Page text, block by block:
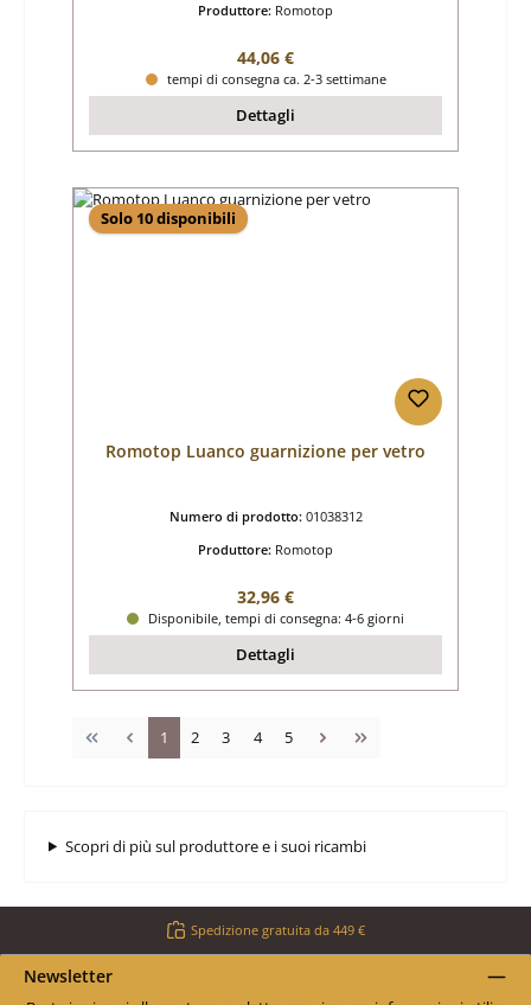
Produttore: Romotop
Prezzo normale:
44,06 €
tempi di consegna ca. 2-3 settimane
Dettagli
Solo 10 disponibili
Romotop Luanco guarnizione per vetro
Numero di prodotto: 01038312
Produttore: Romotop
Prezzo normale:
32,96 €
Disponibile, tempi di consegna: 4-6 giorni
Dettagli
Pagina
1 Pagina
2 Pagina
3 Pagina
4 Pagina
5
Scopri di più sul produttore e i suoi ricambi
Spedizione gratuita da 449 €
Newsletter